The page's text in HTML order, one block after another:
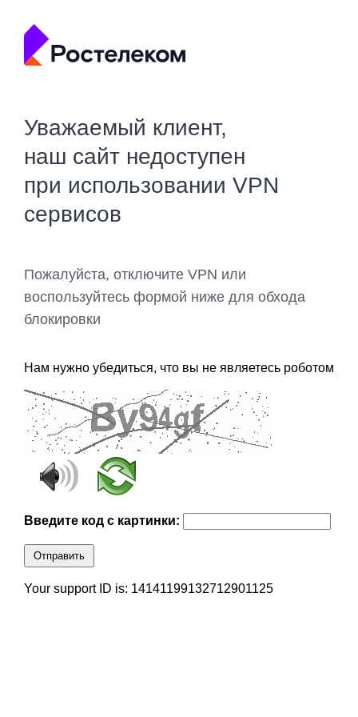
Уважаемый клиент,
наш сайт недоступен
при использовании VPN
сервисов
Пожалуйста, отключите VPN или
воспользуйтесь формой ниже для обхода
блокировки
Нам нужно убедиться, что вы не являетесь роботом
Введите код с картинки:
Отправить
Your support ID is: 14141199132712901125